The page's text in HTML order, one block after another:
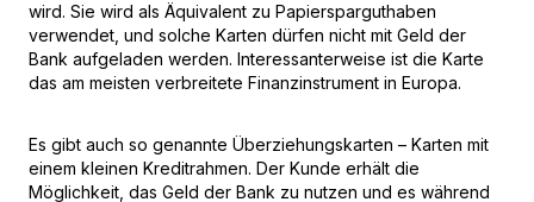
wird. Sie wird als Äquivalent zu Papiersparguthaben
verwendet, und solche Karten dürfen nicht mit Geld der
Bank aufgeladen werden. Interessanterweise ist die Karte
das am meisten verbreitete Finanzinstrument in Europa.
Es gibt auch so genannte Überziehungskarten – Karten mit
einem kleinen Kreditrahmen. Der Kunde erhält die
Möglichkeit, das Geld der Bank zu nutzen und es während